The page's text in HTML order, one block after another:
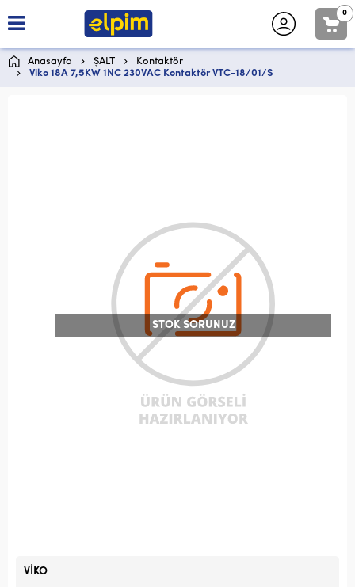
0
Anasayfa ŞALT
Kontaktör
Viko 18A 7,5KW 1NC 230VAC Kontaktör VTC-18/01/S
STOK SORUNUZ
VİKO